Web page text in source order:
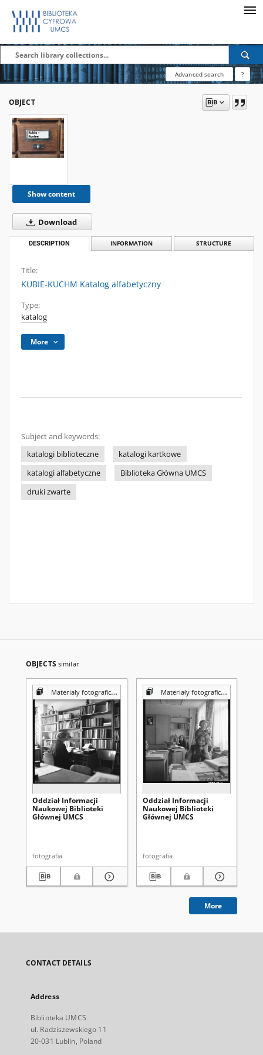
Advanced search ?
OBJECT
Show content
Download
DESCRIPTION INFORMATION STRUCTURE
Title:
KUBIE-KUCHM Katalog alfabetyczny
Type:
katalog
More
Subject and keywords:
katalogi biblioteczne
katalogi kartkowe
katalogi alfabetyczne
Biblioteka Główna UMCS
druki zwarte
OBJECTS similar
Materiały fotograficzne z Pracowni Reprografii Biblioteki UMCS
Oddział Informacji
Naukowej Biblioteki
Głównej UMCS
fotografia
Materiały fotograficzne z Pracowni Reprografii Biblioteki UMCS
Oddział Informacji
Naukowej Biblioteki
Głównej UMCS
fotografia
More
CONTACT DETAILS
Address
Biblioteka UMCS
ul. Radziszewskiego 11
20-031 Lublin, Poland